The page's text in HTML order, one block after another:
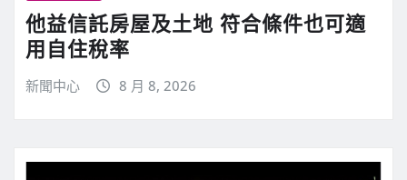
他益信託房屋及土地 符合條件也可適
用自住稅率
新聞中心 8 月 8, 2026